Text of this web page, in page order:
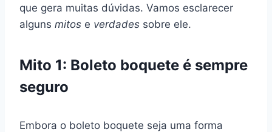
que gera muitas dúvidas. Vamos esclarecer
alguns mitos e verdades sobre ele.
Mito 1: Boleto boquete é sempre
seguro
Embora o boleto boquete seja uma forma